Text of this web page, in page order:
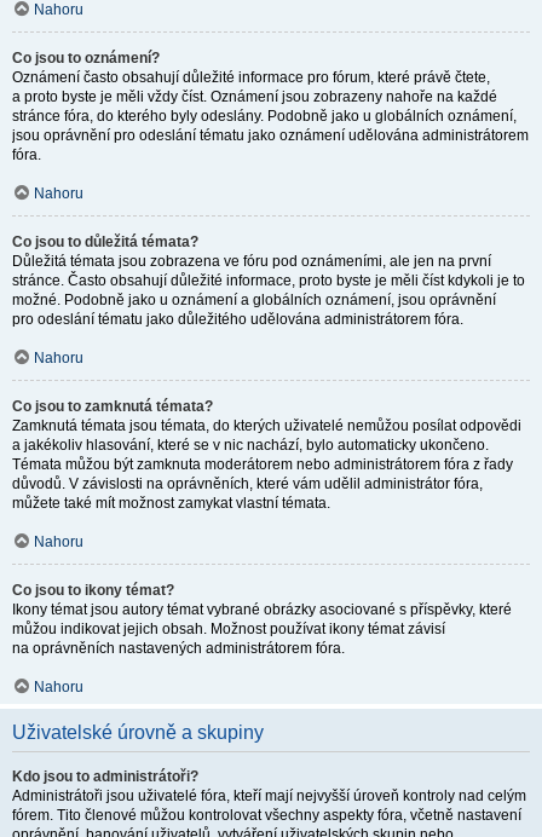
Nahoru
Co jsou to oznámení?
Oznámení často obsahují důležité informace pro fórum, které právě čtete,
a proto byste je měli vždy číst. Oznámení jsou zobrazeny nahoře na každé
stránce fóra, do kterého byly odeslány. Podobně jako u globálních oznámení,
jsou oprávnění pro odeslání tématu jako oznámení udělována administrátorem
fóra.
Nahoru
Co jsou to důležitá témata?
Důležitá témata jsou zobrazena ve fóru pod oznámeními, ale jen na první
stránce. Často obsahují důležité informace, proto byste je měli číst kdykoli je to
možné. Podobně jako u oznámení a globálních oznámení, jsou oprávnění
pro odeslání tématu jako důležitého udělována administrátorem fóra.
Nahoru
Co jsou to zamknutá témata?
Zamknutá témata jsou témata, do kterých uživatelé nemůžou posílat odpovědi
a jakékoliv hlasování, které se v nic nachází, bylo automaticky ukončeno.
Témata můžou být zamknuta moderátorem nebo administrátorem fóra z řady
důvodů. V závislosti na oprávněních, které vám udělil administrátor fóra,
můžete také mít možnost zamykat vlastní témata.
Nahoru
Co jsou to ikony témat?
Ikony témat jsou autory témat vybrané obrázky asociované s příspěvky, které
můžou indikovat jejich obsah. Možnost používat ikony témat závisí
na oprávněních nastavených administrátorem fóra.
Nahoru
Uživatelské úrovně a skupiny
Kdo jsou to administrátoři?
Administrátoři jsou uživatelé fóra, kteří mají nejvyšší úroveň kontroly nad celým
fórem. Tito členové můžou kontrolovat všechny aspekty fóra, včetně nastavení